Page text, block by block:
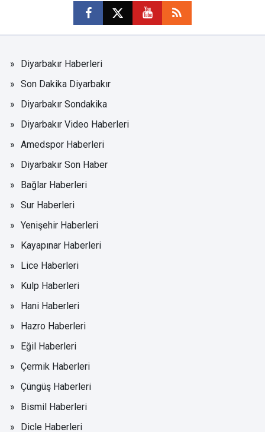
Diyarbakır Haberleri
Son Dakika Diyarbakır
Diyarbakır Sondakika
Diyarbakır Video Haberleri
Amedspor Haberleri
Diyarbakır Son Haber
Bağlar Haberleri
Sur Haberleri
Yenişehir Haberleri
Kayapınar Haberleri
Lice Haberleri
Kulp Haberleri
Hani Haberleri
Hazro Haberleri
Eğil Haberleri
Çermik Haberleri
Çüngüş Haberleri
Bismil Haberleri
Dicle Haberleri